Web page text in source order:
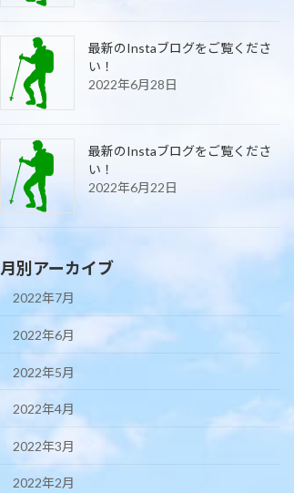
最新のInstaブログをご覧くださ
い！
2022年6月28日
最新のInstaブログをご覧くださ
い！
2022年6月22日
月別アーカイブ
2022年7月
2022年6月
2022年5月
2022年4月
2022年3月
2022年2月